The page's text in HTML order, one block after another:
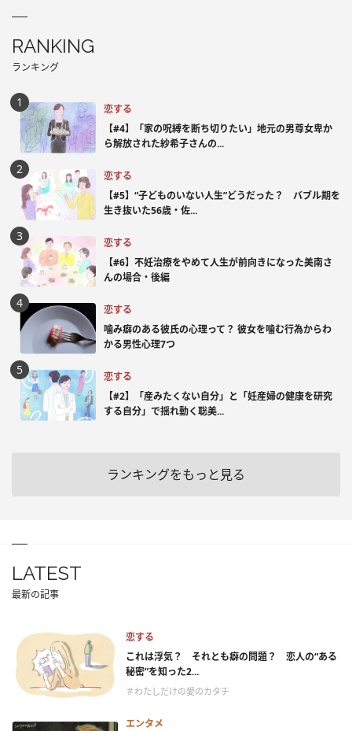
RANKING
ランキング
恋する
【#4】「家の呪縛を断ち切りたい」地元の男尊女卑か
ら解放された紗希子さんの...
恋する
【#5】“子どものいない人生”どうだった？ バブル期を
生き抜いた56歳・佐...
恋する
【#6】不妊治療をやめて人生が前向きになった美南さ
んの場合・後編
恋する
噛み癖のある彼氏の心理って？ 彼女を噛む行為からわ
かる男性心理7つ
恋する
【#2】「産みたくない自分」と「妊産婦の健康を研究
する自分」で揺れ動く聡美...
ランキングをもっと見る
LATEST
最新の記事
恋する
これは浮気？ それとも癖の問題？ 恋人の“ある
秘密”を知った2...
＃わたしだけの愛のカタチ
エンタメ